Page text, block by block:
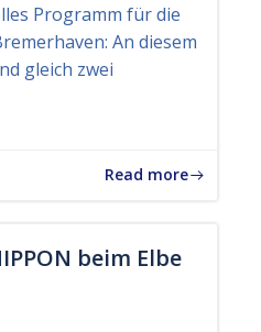
Programm für die
An diesem
gleich zwei
Read more
beim Elbe